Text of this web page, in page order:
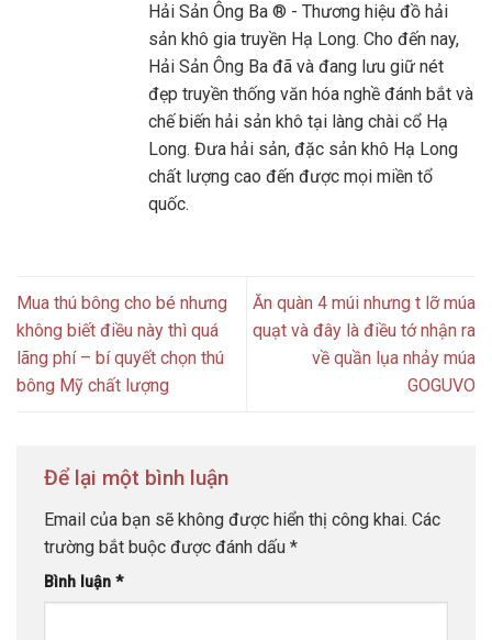
Hải Sản Ông Ba ® - Thương hiệu đồ hải
sản khô gia truyền Hạ Long. Cho đến nay,
Hải Sản Ông Ba đã và đang lưu giữ nét
đẹp truyền thống văn hóa nghề đánh bắt và
chế biến hải sản khô tại làng chài cổ Hạ
Long. Đưa hải sản, đặc sản khô Hạ Long
chất lượng cao đến được mọi miền tổ
quốc.
Mua thú bông cho bé nhưng
không biết điều này thì quá
lãng phí – bí quyết chọn thú
bông Mỹ chất lượng
Ăn quàn 4 múi nhưng t lỡ múa
quạt và đây là điều tớ nhận ra
về quần lụa nhảy múa
GOGUVO
Để lại một bình luận
Email của bạn sẽ không được hiển thị công khai. Các
trường bắt buộc được đánh dấu *
Bình luận *